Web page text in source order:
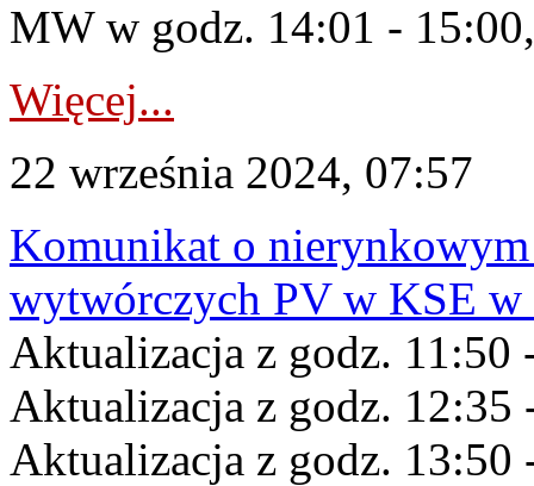
MW w godz. 14:01 -
Więcej...
22 września 2024, 07:57
Komunikat o
wytwórczych PV w KSE
Aktualizacja z godz. 11:50
Aktualizacja z godz. 12:35
Aktualizacja z godz. 13:50